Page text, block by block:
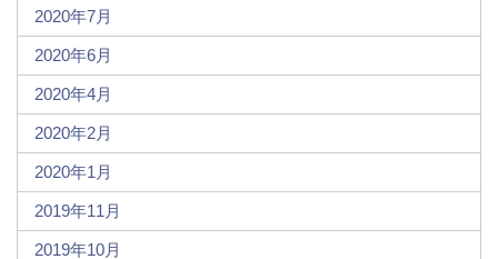
2020年7月
2020年6月
2020年4月
2020年2月
2020年1月
2019年11月
2019年10月